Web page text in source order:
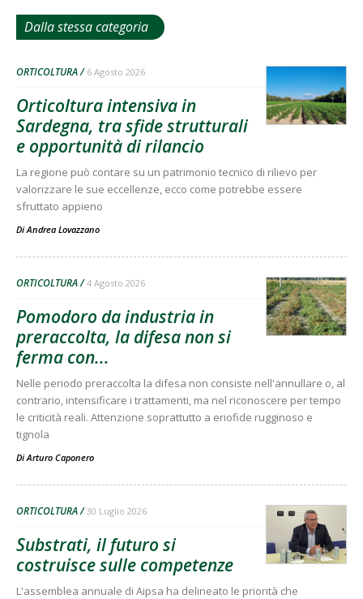
Dalla stessa categoria
ORTICOLTURA 6 Agosto 2026
Orticoltura intensiva in
Sardegna, tra sfide strutturali
e opportunità di rilancio
La regione può contare su un patrimonio tecnico di rilievo per
valorizzare le sue eccellenze, ecco come potrebbe essere
sfruttato appieno
Di Andrea Lovazzano
ORTICOLTURA 4 Agosto 2026
Pomodoro da industria in
preraccolta, la difesa non si
ferma con...
Nelle periodo preraccolta la difesa non consiste nell'annullare o, al
contrario, intensificare i trattamenti, ma nel riconoscere per tempo
le criticità reali. Attenzione soprattutto a eriofide rugginoso e
tignola
Di Arturo Caponero
ORTICOLTURA 30 Luglio 2026
Substrati, il futuro si
costruisce sulle competenze
L'assemblea annuale di Aipsa ha delineato le priorità che